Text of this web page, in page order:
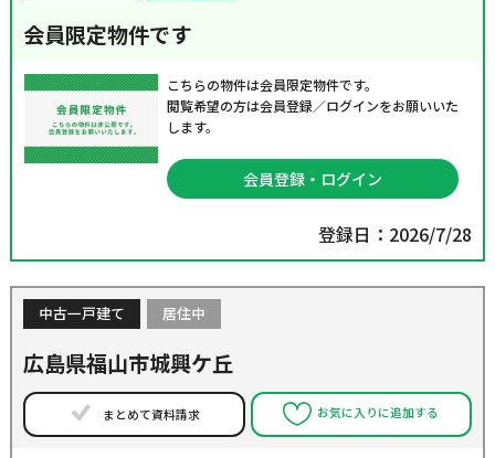
会員限定物件です
こちらの物件は会員限定物件です。
閲覧希望の方は会員登録／ログインをお願いいた
します。
会員登録・ログイン
登録日：2026/7/28
中古一戸建て 居住中
広島県福山市城興ケ丘
まとめて資料請求 お気に入りに追加する